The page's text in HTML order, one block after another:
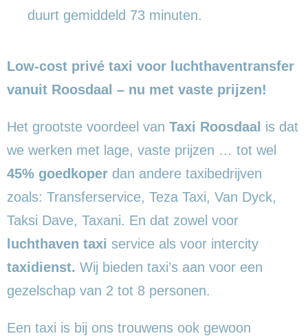
duurt gemiddeld 73 minuten.
Low-cost privé taxi voor luchthaventransfer
vanuit Roosdaal – nu met vaste prijzen!
Het grootste voordeel van Taxi Roosdaal is dat
we werken met lage, vaste prijzen … tot wel
45% goedkoper dan andere taxibedrijven
zoals: Transferservice, Teza Taxi, Van Dyck,
Taksi Dave, Taxani. En dat zowel voor
luchthaven taxi service als voor intercity
taxidienst. Wij bieden taxi’s aan voor een
gezelschap van 2 tot 8 personen.
Een taxi is bij ons trouwens ook gewoon